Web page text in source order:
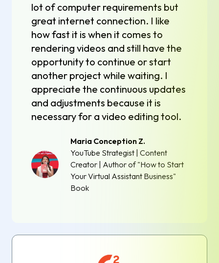
lot of computer requirements but
great internet connection. I like
how fast it is when it comes to
rendering videos and still have the
opportunity to continue or start
another project while waiting. I
appreciate the continuous updates
and adjustments because it is
necessary for a video editing tool.
Maria Conception Z.
YouTube Strategist | Content
Creator | Author of "How to Start
Your Virtual Assistant Business"
Book